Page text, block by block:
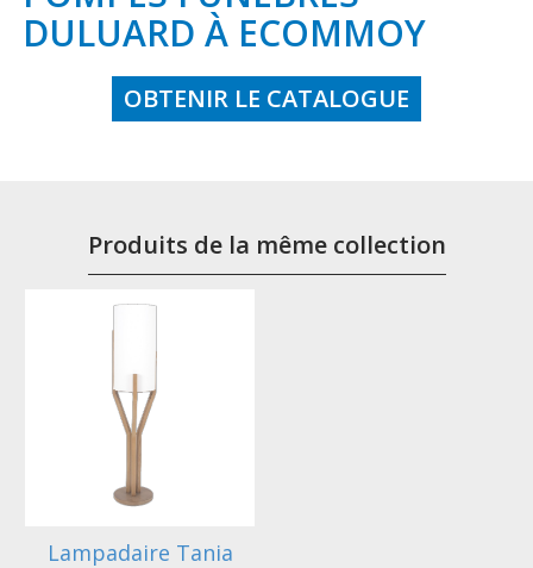
DULUARD À ECOMMOY
OBTENIR LE CATALOGUE
Produits de la même collection
Lampadaire Tania